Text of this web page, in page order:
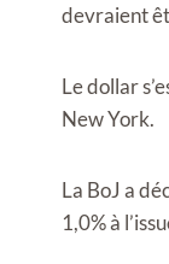
devraient
Le dollar
New York.
La BoJ a
1,0% à